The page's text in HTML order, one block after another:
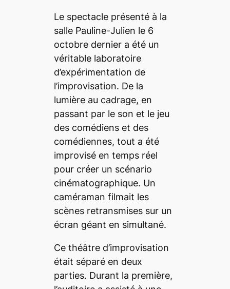
Le spectacle présenté à la
salle Pauline-Julien le 6
octobre dernier a été un
véritable laboratoire
d’expérimentation de
l’improvisation. De la
lumière au cadrage, en
passant par le son et le jeu
des comédiens et des
comédiennes, tout a été
improvisé en temps réel
pour créer un scénario
cinématographique. Un
caméraman filmait les
scènes retransmises sur un
écran géant en simultané.
Ce théâtre d’improvisation
était séparé en deux
parties. Durant la première,